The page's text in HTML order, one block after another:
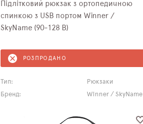
Підлітковий рюкзак з ортопедичною
спинкою з USB портом Winner /
SkyName (90-128 B)
РОЗПРОДАНО
Тип:
Рюкзаки
Бренд:
Winner / SkyName